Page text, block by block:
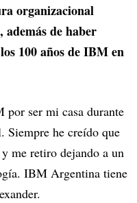
organizacional
de haber
100 años de IBM en
por ser mi casa durante
Siempre he creído que
me retiro dejando a un
IBM Argentina tiene